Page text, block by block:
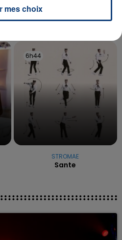
et présenté ses
6h44
6h44
STROMAE
Sante
mes choix